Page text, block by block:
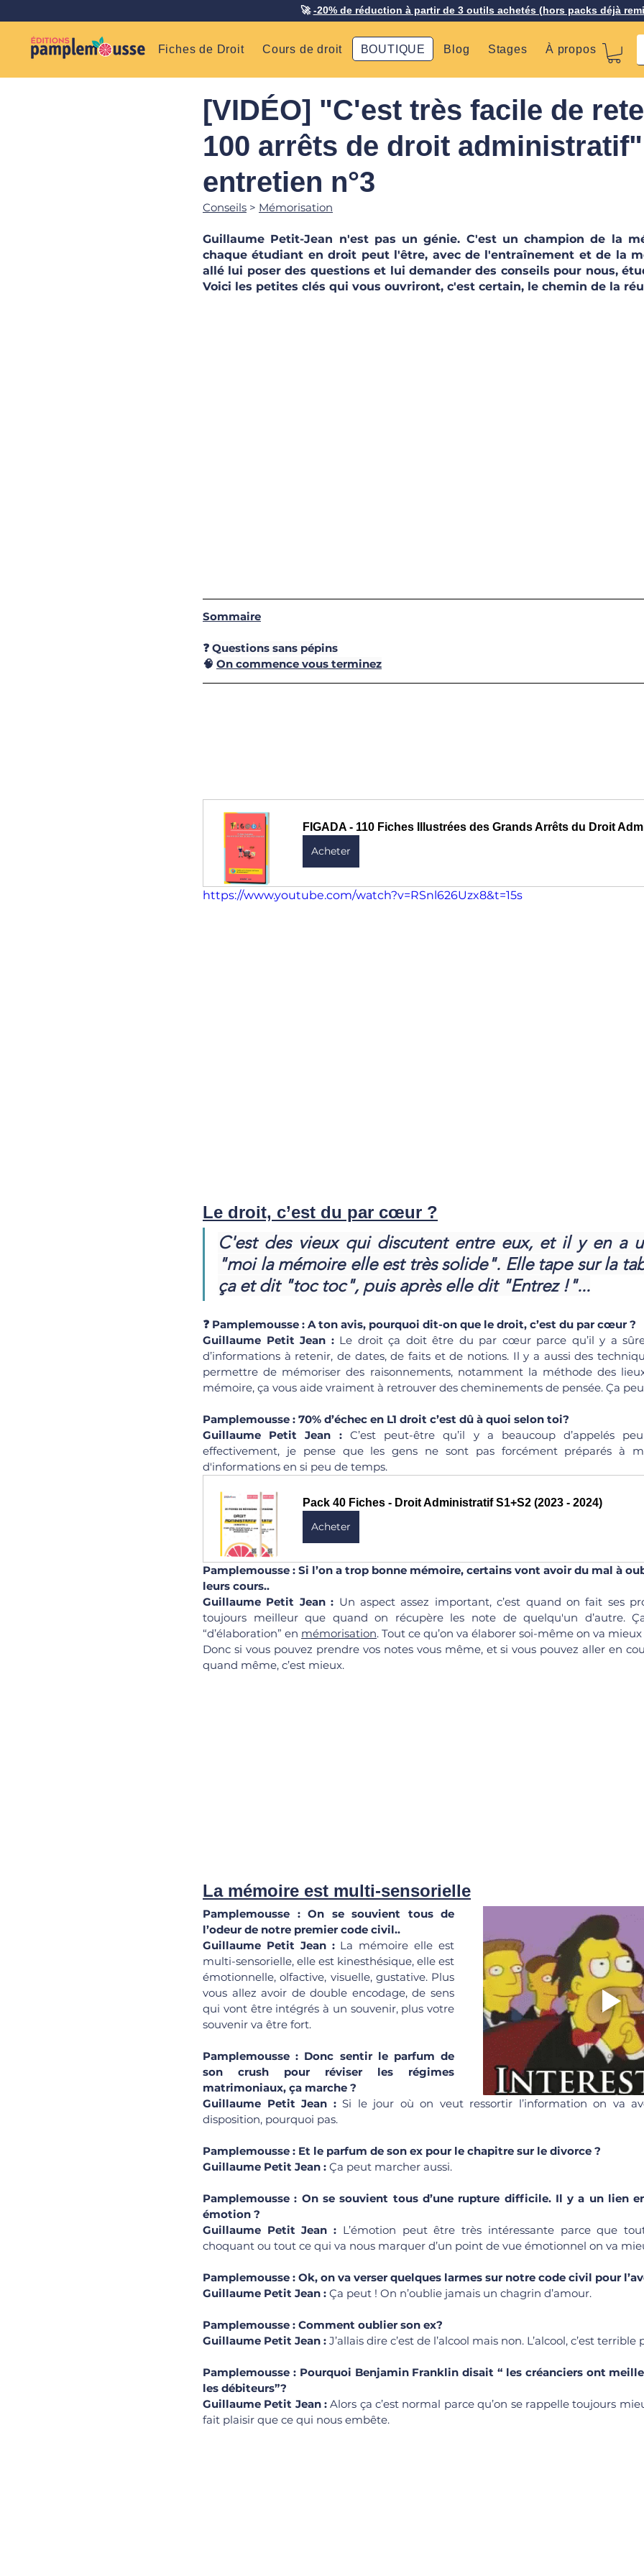
🚀-20% de réduction à partir de 3 outils achetés (hors packs déjà
Fiches de Droit Cours de droit BOUTIQUE Blog Stages À propos
[VIDÉO] "C'est très facile de
100 arrêts de droit
entretien n°3
Conseils > Mémorisation
Guillaume Petit-Jean n'est pas un génie. C'est un champion de la
chaque étudiant en droit peut l'être, avec de l'entraînement et de la
allé lui poser des questions et lui demander des conseils pour nous,
Voici les petites clés qui vous ouvriront, c'est certain, le chemin de la
Sommaire
❓ Questions sans pépins
🧠 On commence vous terminez
FIGADA - 110 Fiches Illustrées des Grands Arrêts du Droit
Acheter
https://www.youtube.com/watch?v=RSnl626Uzx8&t=15s
Le droit, c’est du par cœur ?
C'est des vieux qui discutent entre eux, et il y en a
"moi la mémoire elle est très solide". Elle tape sur la
ça et dit "toc toc", puis après elle dit "Entrez !"...
❓ Pamplemousse : A ton avis, pourquoi dit-on que le droit, c’est du par cœur ?
Guillaume Petit Jean : Le droit ça doit être du par cœur parce qu’il y a
d’informations à retenir, de dates, de faits et de notions. Il y a aussi des
permettre de mémoriser des raisonnements, notamment la méthode des
mémoire, ça vous aide vraiment à retrouver des cheminements de pensée. Ça
Pamplemousse : 70% d’échec en L1 droit c’est dû à quoi selon toi?
Guillaume Petit Jean : C’est peut-être qu’il y a beaucoup d’appelés
effectivement, je pense que les gens ne sont pas forcément préparés à
d'informations en si peu de temps.
Pack 40 Fiches - Droit Administratif S1+S2 (2023 - 2024)
Acheter
Pamplemousse : Si l’on a trop bonne mémoire, certains vont avoir du mal à
leurs cours..
Guillaume Petit Jean : Un aspect assez important, c’est quand on fait ses
toujours meilleur que quand on récupère les note de quelqu'un d’autre.
“d’élaboration” en mémorisation. Tout ce qu’on va élaborer soi-même on va
Donc si vous pouvez prendre vos notes vous même, et si vous pouvez aller en
quand même, c’est mieux.
La mémoire est multi-sensorielle
Pamplemousse : On se souvient tous de
l’odeur de notre premier code civil..
Guillaume Petit Jean : La mémoire elle est
multi-sensorielle, elle est kinesthésique, elle est
émotionnelle, olfactive, visuelle, gustative. Plus
vous allez avoir de double encodage, de sens
qui vont être intégrés à un souvenir, plus votre
souvenir va être fort.
Pamplemousse : Donc sentir le parfum de
son crush pour réviser les régimes
matrimoniaux, ça marche ?
Guillaume Petit Jean : Si le jour où on veut ressortir l’information on va
disposition, pourquoi pas.
Pamplemousse : Et le parfum de son ex pour le chapitre sur le divorce ?
Guillaume Petit Jean : Ça peut marcher aussi.
Pamplemousse : On se souvient tous d’une rupture difficile. Il y a un lien
émotion ?
Guillaume Petit Jean : L’émotion peut être très intéressante parce que
choquant ou tout ce qui va nous marquer d’un point de vue émotionnel on va
Pamplemousse : Ok, on va verser quelques larmes sur notre code civil pour
Guillaume Petit Jean : Ça peut ! On n’oublie jamais un chagrin d’amour.
Pamplemousse : Comment oublier son ex?
Guillaume Petit Jean : J’allais dire c’est de l’alcool mais non. L’alcool, c’est
Pamplemousse : Pourquoi Benjamin Franklin disait “ les créanciers ont
les débiteurs”?
Guillaume Petit Jean : Alors ça c’est normal parce qu’on se rappelle toujours
fait plaisir que ce qui nous embête.